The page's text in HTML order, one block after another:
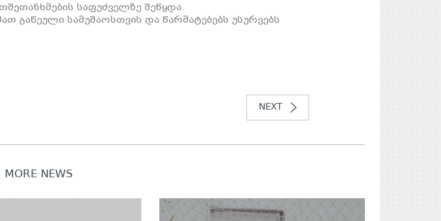
საფუძველზე შეწყდა.
სამუშაოსთვის და წარმატებებს უსურვებს
NEXT
MORE NEWS